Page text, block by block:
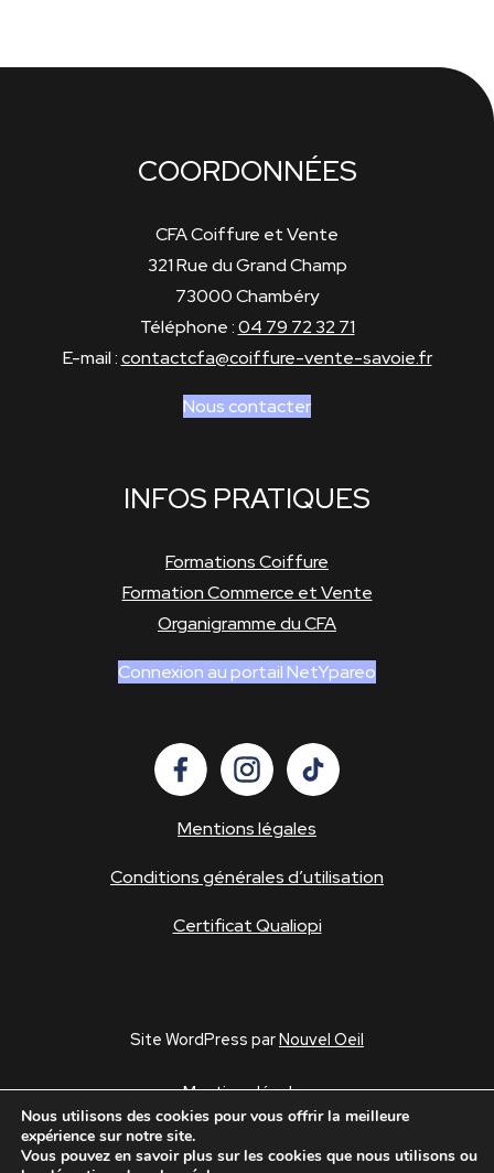
Nous utilisons des cookies pour vous offrir la meilleure
expérience sur notre site.
Vous pouvez en savoir plus sur les cookies que nous utilisons ou
COORDONNÉES
CFA Coiffure et Vente
321 Rue du Grand Champ
73000 Chambéry
Téléphone :04 79 72 32 71
E-mail :contactcfa@coiffure-vente-savoie.fr
Nous contacter
INFOS PRATIQUES
Formations Coiffure
Formation Commerce et Vente
Organigramme du CFA
Connexion au portail NetYpareo
Mentions légales
Conditions générales d’utilisation
Certificat Qualiopi
Site WordPress parNouvel Oeil
Mentions légales
Conditions générales d’utilisation
Politique de confidentialité